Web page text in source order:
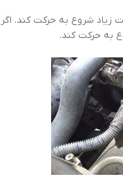
زیاد شروع به حرکت کند. اگر
به حرکت کند.